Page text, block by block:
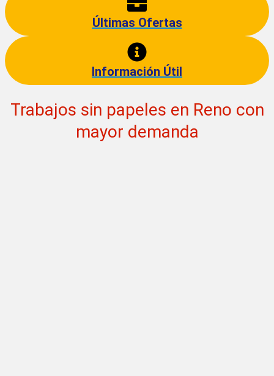
Últimas Ofertas
Información Útil
Trabajos sin papeles en Reno con
mayor demanda